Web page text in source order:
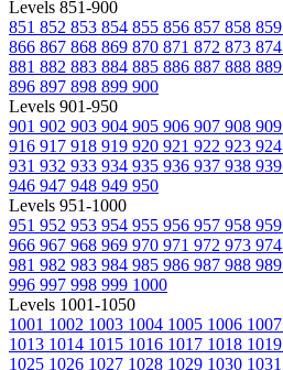
Levels 851-900
851 852 853 854 855 856 857 858 859
866 867 868 869 870 871 872 873 874
881 882 883 884 885 886 887 888 889
896 897 898 899 900
Levels 901-950
901 902 903 904 905 906 907 908 909
916 917 918 919 920 921 922 923 924
931 932 933 934 935 936 937 938 939
946 947 948 949 950
Levels 951-1000
951 952 953 954 955 956 957 958 959
966 967 968 969 970 971 972 973 974
981 982 983 984 985 986 987 988 989
996 997 998 999 1000
Levels 1001-1050
1001 1002 1003 1004 1005 1006 1007
1013 1014 1015 1016 1017 1018 1019
1025 1026 1027 1028 1029 1030 1031